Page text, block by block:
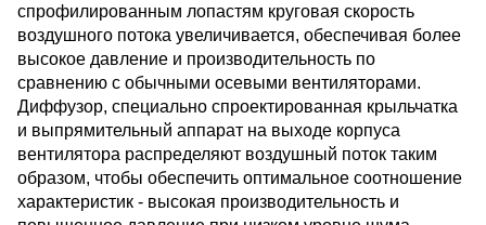
спрофилированным лопастям круговая скорость
воздушного потока увеличивается, обеспечивая более
высокое давление и производительность по
сравнению с обычными осевыми вентиляторами.
Диффузор, специально спроектированная крыльчатка
и выпрямительный аппарат на выходе корпуса
вентилятора распределяют воздушный поток таким
образом, чтобы обеспечить оптимальное соотношение
характеристик - высокая производительность и